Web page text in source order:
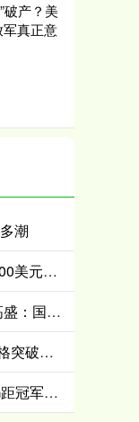
破产？美
真正意
潮
怀远策略 华尔街上调黄金目标价到3700美元！风险没这么快消停
大福证券 黄金饰品突破1000元/克！高盛：国际金价或升破4200美元/盎司！
创界 热搜第一！又新高！现货黄金价格突破前高
盈富优配 先夺赛点仍被AG翻盘，TTG距冠军只差一口气？_Ming_决赛_Fly